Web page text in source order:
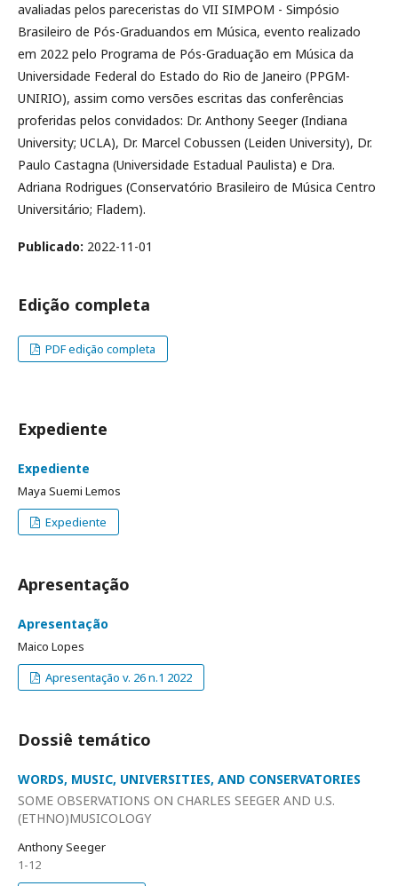
avaliadas pelos pareceristas do VII SIMPOM - Simpósio
Brasileiro de Pós-Graduandos em Música, evento realizado
em 2022 pelo Programa de Pós-Graduação em Música da
Universidade Federal do Estado do Rio de Janeiro (PPGM-
UNIRIO), assim como versões escritas das conferências
proferidas pelos convidados: Dr. Anthony Seeger (Indiana
University; UCLA), Dr. Marcel Cobussen (Leiden University), Dr.
Paulo Castagna (Universidade Estadual Paulista) e Dra.
Adriana Rodrigues (Conservatório Brasileiro de Música Centro
Universitário; Fladem).
Publicado: 2022-11-01
Edição completa
PDF edição completa
Expediente
Expediente
Maya Suemi Lemos
Expediente
Apresentação
Apresentação
Maico Lopes
Apresentação v. 26 n.1 2022
Dossiê temático
WORDS, MUSIC, UNIVERSITIES, AND CONSERVATORIES
SOME OBSERVATIONS ON CHARLES SEEGER AND U.S.
(ETHNO)MUSICOLOGY
Anthony Seeger
1-12